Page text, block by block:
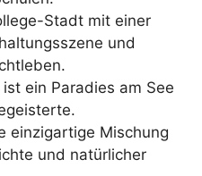
Stadt mit einer
und
ein Paradies am See
einzigartige Mischung
und natürlicher